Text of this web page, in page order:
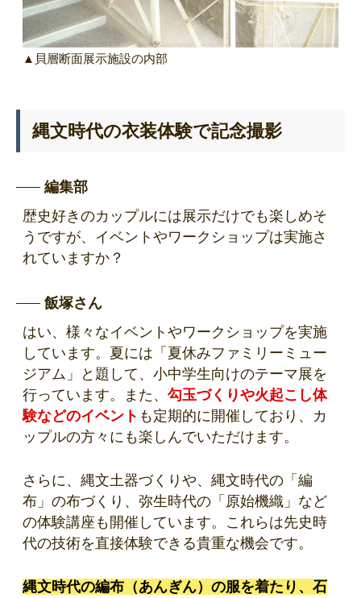
▲貝層断面展示施設の内部
縄文時代の衣装体験で記念撮影
編集部
歴史好きのカップルには展示だけでも楽しめそ
うですが、イベントやワークショップは実施さ
れていますか？
飯塚さん
はい、様々なイベントやワークショップを実施
しています。夏には「夏休みファミリーミュー
ジアム」と題して、小中学生向けのテーマ展を
行っています。また、 勾玉づくりや火起こし体
験などのイベント も定期的に開催しており、カ
ップルの方々にも楽しんでいただけます。
さらに、縄文土器づくりや、縄文時代の「編
布」の布づくり、弥生時代の「原始機織」など
の体験講座も開催しています。これらは先史時
代の技術を直接体験できる貴重な機会です。
縄文時代の編布（あんぎん）の服を着たり、石